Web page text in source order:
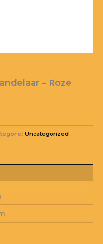
– Roze
Uncategorized